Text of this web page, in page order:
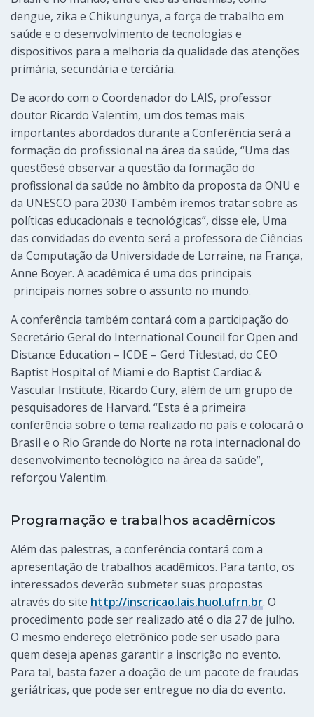
dengue, zika e Chikungunya, a força de trabalho em
saúde e o desenvolvimento de tecnologias e
dispositivos para a melhoria da qualidade das atenções
primária, secundária e terciária.
De acordo com o Coordenador do LAIS, professor
doutor Ricardo Valentim, um dos temas mais
importantes abordados durante a Conferência será a
formação do profissional na área da saúde, “Uma das
questõesé observar a questão da formação do
profissional da saúde no âmbito da proposta da ONU e
da UNESCO para 2030 Também iremos tratar sobre as
políticas educacionais e tecnológicas”, disse ele, Uma
das convidadas do evento será a professora de Ciências
da Computação da Universidade de Lorraine, na França,
Anne Boyer. A acadêmica é uma dos principais
principais nomes sobre o assunto no mundo.
A conferência também contará com a participação do
Secretário Geral do International Council for Open and
Distance Education – ICDE – Gerd Titlestad, do CEO
Baptist Hospital of Miami e do Baptist Cardiac &
Vascular Institute, Ricardo Cury, além de um grupo de
pesquisadores de Harvard. “Esta é a primeira
conferência sobre o tema realizado no país e colocará o
Brasil e o Rio Grande do Norte na rota internacional do
desenvolvimento tecnológico na área da saúde”,
reforçou Valentim.
Programação e trabalhos acadêmicos
Além das palestras, a conferência contará com a
apresentação de trabalhos acadêmicos. Para tanto, os
interessados deverão submeter suas propostas
através do site http://inscricao.lais.huol.ufrn.br. O
procedimento pode ser realizado até o dia 27 de julho.
O mesmo endereço eletrônico pode ser usado para
quem deseja apenas garantir a inscrição no evento.
Para tal, basta fazer a doação de um pacote de fraudas
geriátricas, que pode ser entregue no dia do evento.